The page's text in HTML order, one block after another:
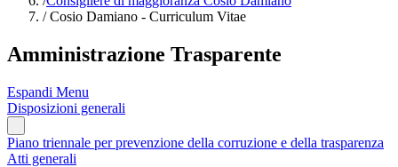
/Cosio Damiano - Curriculum Vitae
Amministrazione Trasparente
Espandi Menu
Disposizioni generali
Piano triennale per prevenzione della corruzione e della trasparenza
Atti generali